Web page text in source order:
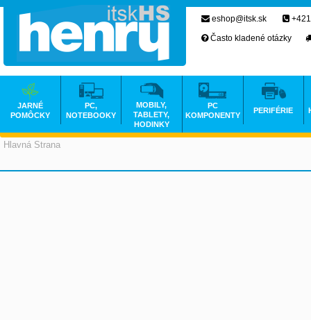
Hlavná Strana
eshop@itsk.sk
Často kladené otázky
JARNÉ
POMÔCKY
PC,
NOTEBOOKY
MOBILY,
TABLETY,
HODINKY
PC
KOMPONENTY
PERIFÉRIE